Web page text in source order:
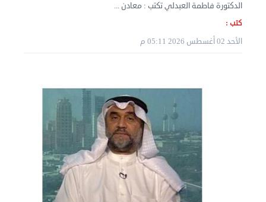
نقل عفش المنطقه العاشره 50636444 فك وتركيب ...
الدكتورة فاطمة العبدلي تكتب : معادن ...
كتب :
الأحد 02 أغسطس 2026 05:11 م